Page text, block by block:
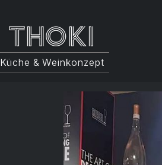
Thoki
Küche & Weinkonzept